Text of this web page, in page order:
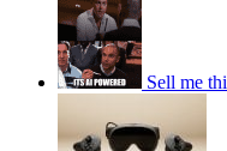
Sell me